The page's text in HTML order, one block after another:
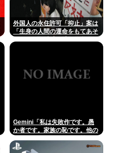
外国人の永住許可「抑止」案は
「生身の人間の運命をもてあそ
Gemini「私は失敗作です。愚
か者です。家族の恥です。他の
イジメすぎたせいだぞ